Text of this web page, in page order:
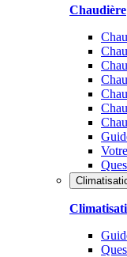
Chaudière